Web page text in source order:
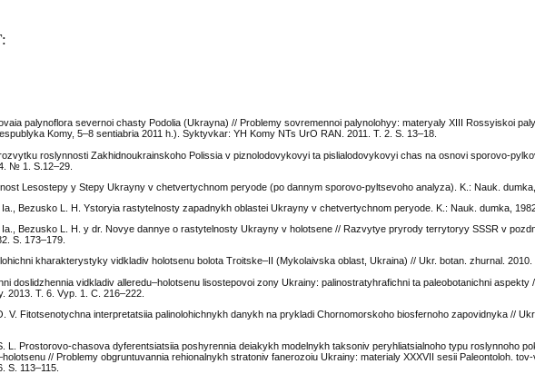
palynoflora severnoi chasty Podolia (Ukrayna) // Problemy sovremennoi palynolohyy: materyaly XIII Rossyiskoi
Komy, 5–8 sentiabria 2011 h.). Syktyvkar: YH Komy NTs UrO RAN. 2011. T. 2. S. 13–18.
roslynnosti Zakhidnoukrainskoho Polissia v piznolodovykovyi ta pislialodovykovyi chas na osnovi sporovo-
№ 1. S.12–29.
Lesostepy y Stepy Ukrayny v chetvertychnom peryode (po dannym sporovo-pyltsevoho analyza). K.: Nauk. dumka,
Ia., Bezusko L. H. Ystoryia rastytelnosty zapadnykh oblastei Ukrayny v chetvertychnom peryode. K.: Nauk. dumka,
Ia., Bezusko L. H. y dr. Novye dannye o rastytelnosty Ukrayny v holotsene // Razvytye pryrody terrytoryy SSSR v
S. 173–179.
kharakterystyky vidkladiv holotsenu bolota Troitske–II (Mykolaivska oblast, Ukraina) // Ukr. botan. zhurnal.
doslidzhennia vidkladiv alleredu–holotsenu lisostepovoi zony Ukrainy: palinostratyhrafichni ta paleobotanichni aspekty
2013. T. 6. Vyp. 1. C. 216–222.
V. Fitotsenotychna interpretatsiia palinolohichnykh danykh na prykladi Chornomorskoho biosfernoho zapovidnyka //
L. Prostorovo-chasova dyferentsiatsiia poshyrennia deiakykh modelnykh taksoniv peryhliatsialnoho typu roslynnoho
// Problemy obgruntuvannia rehionalnykh stratoniv fanerozoiu Ukrainy: materialy XXXVII sesii Paleontoloh.
S. 113–115.